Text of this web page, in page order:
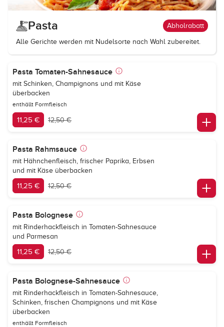
Pasta Abholrabatt
Alle Gerichte werden mit Nudelsorte nach Wahl zubereitet.
Pasta Tomaten-Sahnesauce
mit Schinken, Champignons und mit Käse
überbacken
enthällt Formfleisch
11,25 € 12,50 €
Pasta Rahmsauce
mit Hähnchenfleisch, frischer Paprika, Erbsen
und mit Käse überbacken
11,25 € 12,50 €
Pasta Bolognese
mit Rinderhackfleisch in Tomaten-Sahnesauce
und Parmesan
11,25 € 12,50 €
Pasta Bolognese-Sahnesauce
mit Rinderhackfleisch in Tomaten-Sahnesauce,
Schinken, frischen Champignons und mit Käse
überbacken
enthällt Formfleisch